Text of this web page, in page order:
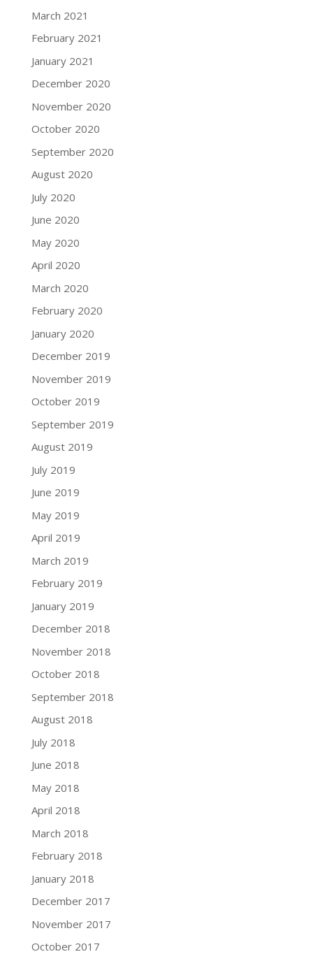
March 2021
February 2021
January 2021
December 2020
November 2020
October 2020
September 2020
August 2020
July 2020
June 2020
May 2020
April 2020
March 2020
February 2020
January 2020
December 2019
November 2019
October 2019
September 2019
August 2019
July 2019
June 2019
May 2019
April 2019
March 2019
February 2019
January 2019
December 2018
November 2018
October 2018
September 2018
August 2018
July 2018
June 2018
May 2018
April 2018
March 2018
February 2018
January 2018
December 2017
November 2017
October 2017